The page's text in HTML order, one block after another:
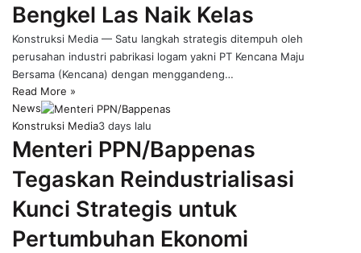
Bengkel Las Naik Kelas
Konstruksi Media — Satu langkah strategis ditempuh oleh
perusahan industri pabrikasi logam yakni PT Kencana Maju
Bersama (Kencana) dengan menggandeng…
Read More »
News
Konstruksi Media3 days lalu
Menteri PPN/Bappenas
Tegaskan Reindustrialisasi
Kunci Strategis untuk
Pertumbuhan Ekonomi